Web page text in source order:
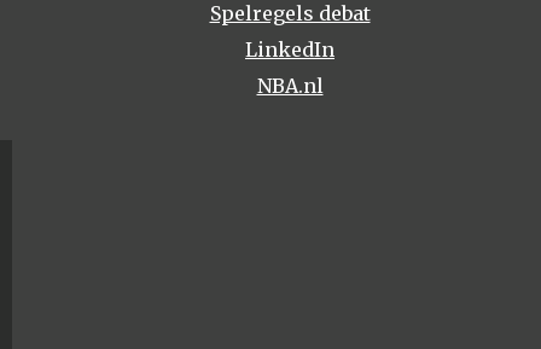
Spelregels debat
LinkedIn
NBA.nl